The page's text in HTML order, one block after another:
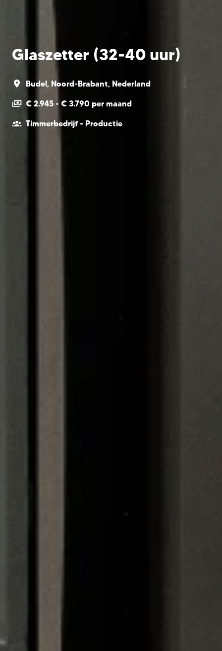
Glaszetter (32-40 uur)
Budel, Noord-Brabant, Nederland
€ 2.945 - € 3.790 per maand
Timmerbedrijf - Productie